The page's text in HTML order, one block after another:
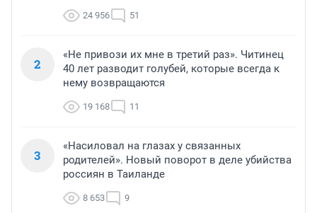
24 956 51
2
«Не привози их мне в третий раз». Читинец
40 лет разводит голубей, которые всегда к
нему возвращаются
19 168 11
3
«Насиловал на глазах у связанных
родителей». Новый поворот в деле убийства
россиян в Таиланде
8 653 9